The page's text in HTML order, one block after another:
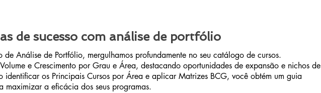
de sucesso com análise de portfólio
de Análise de Portfólio, mergulhamos profundamente no seu catálogo de cursos.
e Crescimento por Grau e Área, destacando oportunidades de expansão e nichos de
identificar os Principais Cursos por Área e aplicar Matrizes BCG, você obtém um guia
maximizar a eficácia dos seus programas.